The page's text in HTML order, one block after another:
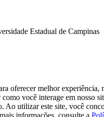
Estadual de Campinas
oferecer melhor experiência,
você interage em nosso
Ao utilizar este site, você
informações, consulte a